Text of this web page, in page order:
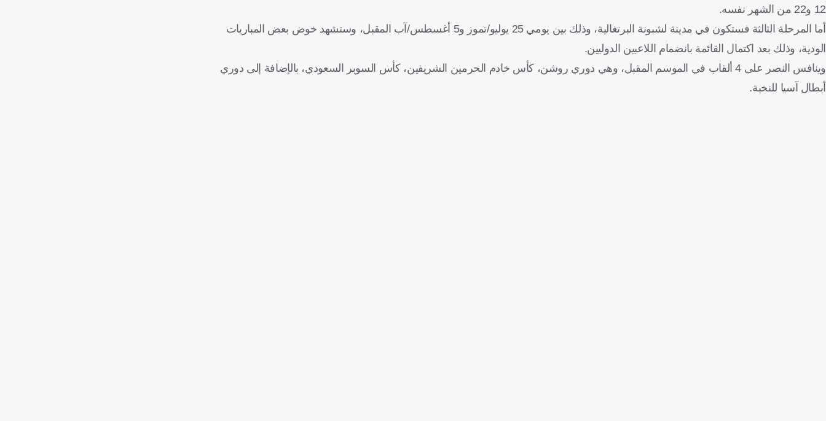
12 و22 من الشهر نفسه.
أما المرحلة الثالثة فستكون في مدينة لشبونة البرتغالية، وذلك بين يومي 25 يوليو/تموز و5 أغسطس/آب المقبل، وستشهد خوض بعض المباريات
الودية، وذلك بعد اكتمال القائمة بانضمام اللاعبين الدوليين.
وينافس النصر على 4 ألقاب في الموسم المقبل، وهي دوري روشن، كأس خادم الحرمين الشريفين، كأس السوبر السعودي، بالإضافة إلى دوري
أبطال آسيا للنخبة.